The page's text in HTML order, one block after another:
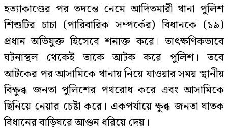
হত্যাকাণ্ডের পর তদন্তে নেমে আদিতমারী থানা পুলিশ
শিশুটির চাচা (পারিবারিক সম্পর্কের) বিধানকে (১৯)
প্রধান অভিযুক্ত হিসেবে শনাক্ত করে। তাৎক্ষণিকভাবে
ঘটনাস্থল থেকেই তাকে আটক করে পুলিশ। তবে
আটকের পর আসামিকে থানায় নিয়ে যাওয়ার সময় স্থানীয়
বিক্ষুব্ধ জনতা পুলিশের পথরোধ করে এবং আসামিকে
ছিনিয়ে নেয়ার চেষ্টা করে। একপর্যায়ে ক্ষুব্ধ জনতা ঘাতক
বিধানের বাড়িঘরে আগুন ধরিয়ে দেয়।